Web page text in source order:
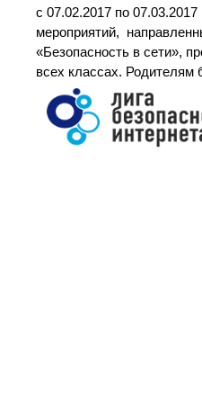
с 07.02.2017 по
мероприятий,
«Безопасность в сети»,
всех классах.